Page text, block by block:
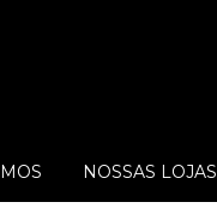
NOSSAS LOJAS